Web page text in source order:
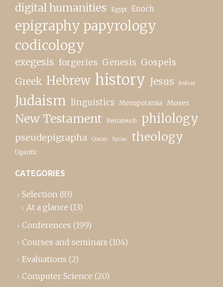
digital humanities Egypt Enoch
epigraphy papyrology
codicology
exegesis forgeries Genesis Gospels
Greek Hebrew history Jesus Joshua
Judaism linguistics Mesopotamia Moses
New Testament Pentateuch philology
pseudepigrapha Quran Syriac theology
Ugaritic
CATEGORIES
Selection (83)
At a glance (13)
Conferences (199)
Courses and seminars (104)
Evaluations (2)
Computer Science (20)